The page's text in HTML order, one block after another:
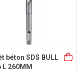
béton SDS BULL
L 260MM